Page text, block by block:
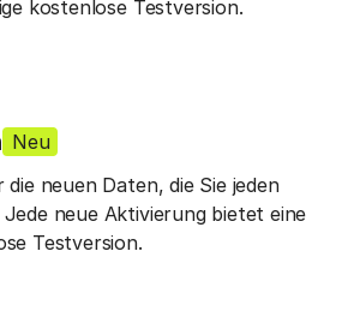
kostenlose Testversion.
Neu
neuen Daten, die Sie jeden
neue Aktivierung bietet eine
Testversion.